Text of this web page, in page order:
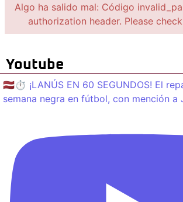
Algo ha salido mal: Código
authorization header. Please
Youtube
🇱🇻⏱️ ¡LANÚS EN 60 SEGUNDOS! El
semana negra en fútbol, con mención a